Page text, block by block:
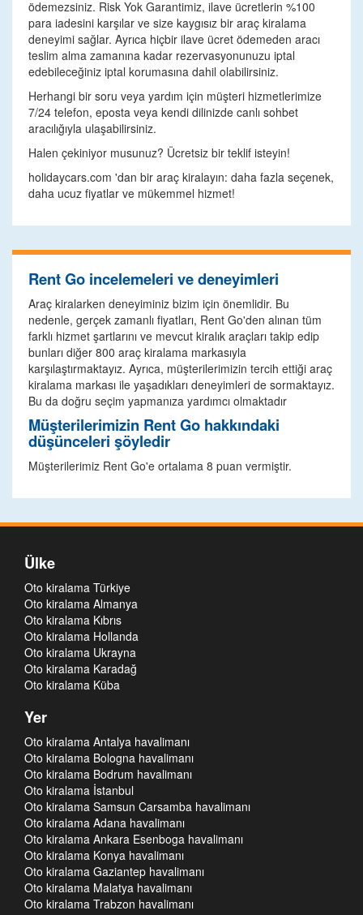
ödemezsiniz. Risk Yok Garantimiz, ilave ücretlerin %100
para iadesini karşılar ve size kaygısız bir araç kiralama
deneyimi sağlar. Ayrıca hiçbir ilave ücret ödemeden aracı
teslim alma zamanına kadar rezervasyonunuzu iptal
edebileceğiniz iptal korumasına dahil olabilirsiniz.
Herhangi bir soru veya yardım için müşteri hizmetlerimize
7/24 telefon, eposta veya kendi dilinizde canlı sohbet
aracılığıyla ulaşabilirsiniz.
Halen çekiniyor musunuz? Ücretsiz bir teklif isteyin!
holidaycars.com 'dan bir araç kiralayın: daha fazla seçenek,
daha ucuz fiyatlar ve mükemmel hizmet!
Rent Go incelemeleri ve deneyimleri
Araç kiralarken deneyiminiz bizim için önemlidir. Bu
nedenle, gerçek zamanlı fiyatları, Rent Go'den alınan tüm
farklı hizmet şartlarını ve mevcut kiralık araçları takip edip
bunları diğer 800 araç kiralama markasıyla
karşılaştırmaktayız. Ayrıca, müşterilerimizin tercih ettiği araç
kiralama markası ile yaşadıkları deneyimleri de sormaktayız.
Bu da doğru seçim yapmanıza yardımcı olmaktadır
Müşterilerimizin Rent Go hakkındaki
düşünceleri şöyledir
Müşterilerimiz Rent Go'e ortalama 8 puan vermiştir.
Ülke
Oto kiralama Türkiye
Oto kiralama Almanya
Oto kiralama Kıbrıs
Oto kiralama Hollanda
Oto kiralama Ukrayna
Oto kiralama Karadağ
Oto kiralama Küba
Yer
Oto kiralama Antalya havalimanı
Oto kiralama Bologna havalimanı
Oto kiralama Bodrum havalimanı
Oto kiralama İstanbul
Oto kiralama Samsun Carsamba havalimanı
Oto kiralama Adana havalimanı
Oto kiralama Ankara Esenboga havalimanı
Oto kiralama Konya havalimanı
Oto kiralama Gaziantep havalimanı
Oto kiralama Malatya havalimanı
Oto kiralama Trabzon havalimanı